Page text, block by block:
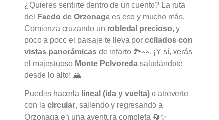
¿Quieres sentirte dentro de un cuento? La ruta
del
Faedo de Orzonaga es eso y mucho más.
Comienza cruzando un robledal precioso, y
poco a poco el paisaje te lleva por collados con
vistas panorámicas de infarto 🏞️👀. ¡Y sí, verás
el majestuoso Monte Polvoreda saludándote
desde lo alto! 🏔️
Puedes hacerla lineal (ida y vuelta) o atreverte
con la circular, saliendo y regresando a
Orzonaga en una aventura completa 🔄✨